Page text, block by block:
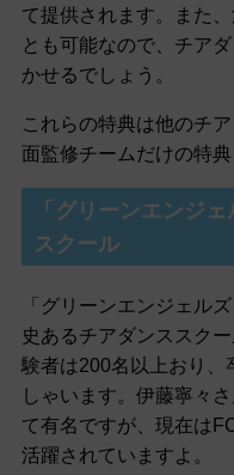
て提供されます。また
とも可能なので、チア
かせるでしょう。
これらの特典は他のチ
面監修チームだけの特典
「グリーンエンジ
スクール
「グリーンエンジェル
史あるチアダンススク
験者は200名以上おり、
しゃいます。伊藤寧々
て有名ですが、現在は
活躍されていますよ。